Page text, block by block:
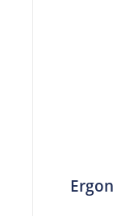
Ergon